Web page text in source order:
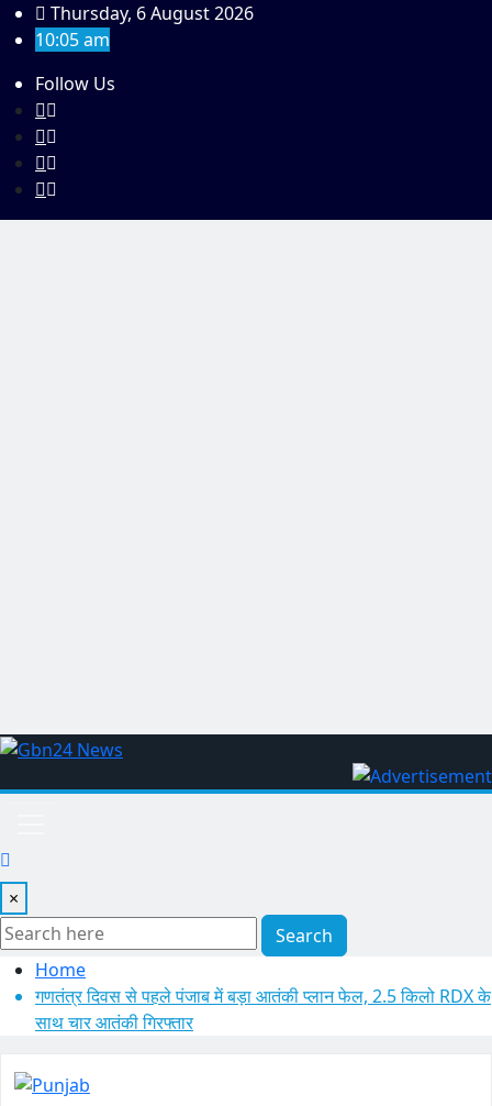
Skip
to
Thursday, 6 August 2026
10:05 am
Follow Us
×
Search
Home
गणतंत्र दिवस से पहले पंजाब में बड़ा आतंकी प्लान फेल, 2.5 किलो RDX के
साथ चार आतंकी गिरफ्तार